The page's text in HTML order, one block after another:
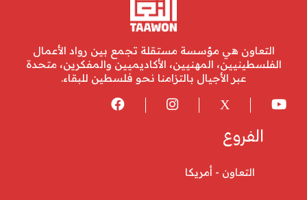
التعاون هي مؤسسة مستقلة تجمع بين رواد الأعمال
الفلسطينيين، المهنيين، الأكاديميين والمفكرين، متحدة
عبر الأجيال بالتزامنا نحو فلسطين للبقاء.
الفروع
التعاون - أمريكا